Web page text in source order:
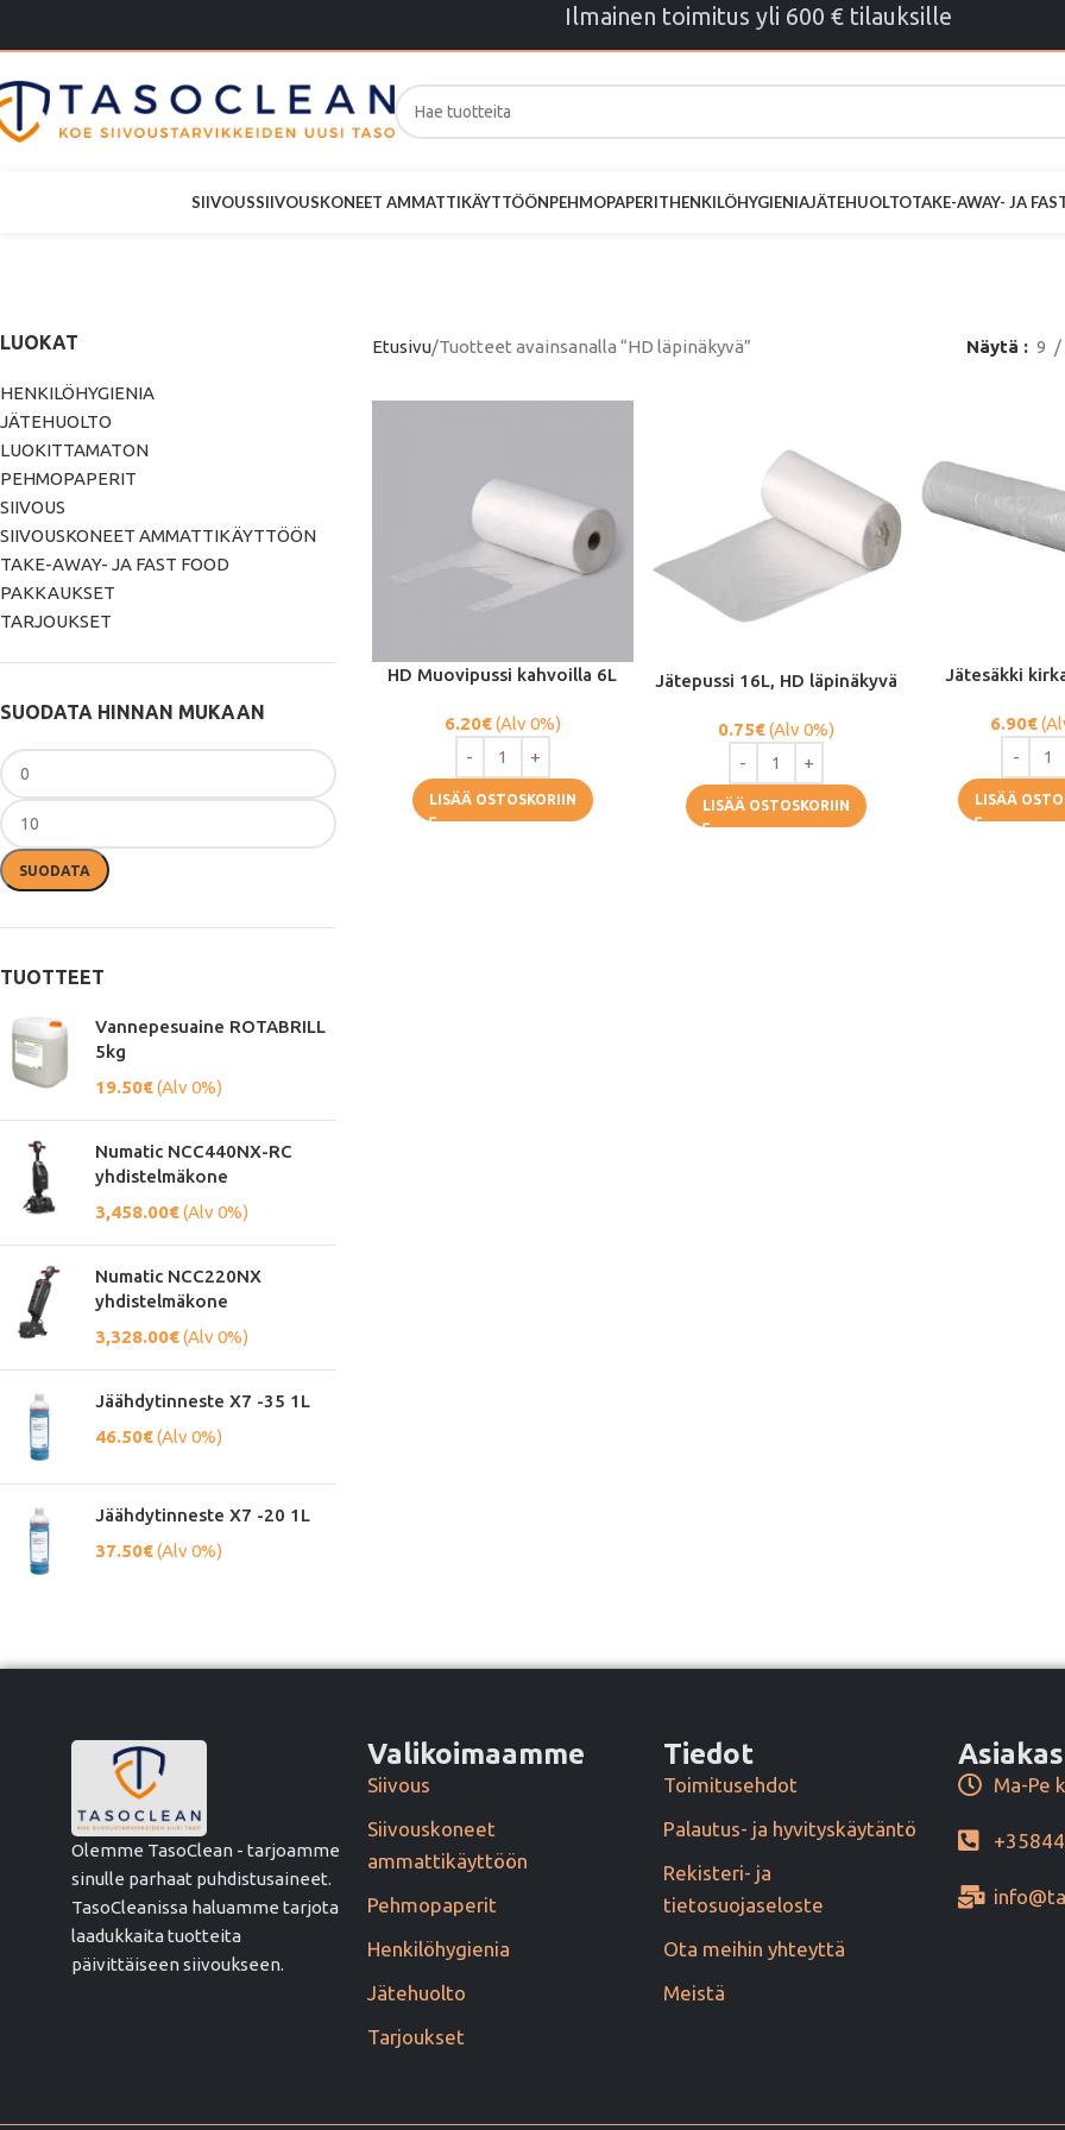
Ilmainen toimitus yli 600 € tilauksille
SIIVOUSSIIVOUSKONEET AMMATTIKÄYTTÖÖNPEHMOPAPERITHENKILÖHYGIENIAJÄTEHUOLTOTAKE-AWAY- JA
LUOKAT
HENKILÖHYGIENIA
JÄTEHUOLTO
LUOKITTAMATON
PEHMOPAPERIT
SIIVOUS
SIIVOUSKONEET AMMATTIKÄYTTÖÖN
TAKE-AWAY- JA FAST FOOD
PAKKAUKSET
TARJOUKSET
SUODATA HINNAN MUKAAN
SUODATA
TUOTTEET
Vannepesuaine ROTABRILL
5kg
19.50€(Alv 0%)
Numatic NCC440NX-RC
yhdistelmäkone
3,458.00€(Alv 0%)
Numatic NCC220NX
yhdistelmäkone
3,328.00€(Alv 0%)
Jäähdytinneste X7 -35 1L
46.50€(Alv 0%)
Jäähdytinneste X7 -20 1L
37.50€(Alv 0%)
Etusivu Tuotteet avainsanalla “HD läpinäkyvä” Näytä 9
HD Muovipussi kahvoilla 6L
6.20€(Alv 0%)
LISÄÄ OSTOSKORIIN
Jätepussi 16L, HD läpinäkyvä
0.75€(Alv 0%)
LISÄÄ OSTOSKORIIN
Jätesäkki
6.90€
LISÄÄ
Olemme TasoClean - tarjoamme
sinulle parhaat puhdistusaineet.
TasoCleanissa haluamme tarjota
laadukkaita tuotteita
päivittäiseen siivoukseen.
Valikoimaamme
Siivous
Siivouskoneet
ammattikäyttöön
Pehmopaperit
Henkilöhygienia
Jätehuolto
Tarjoukset
Tiedot
Toimitusehdot
Palautus- ja hyvityskäytäntö
Rekisteri- ja
tietosuojaseloste
Ota meihin yhteyttä
Meistä
Ma-Pe